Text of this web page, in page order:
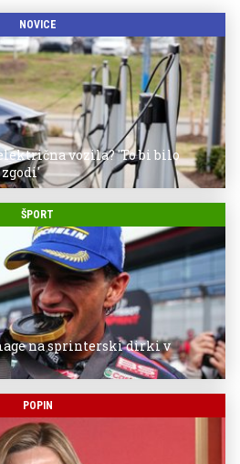
NOVICE
vozila? 'To bi bilo
ŠPORT
na sprinterski dirki v
POPIN